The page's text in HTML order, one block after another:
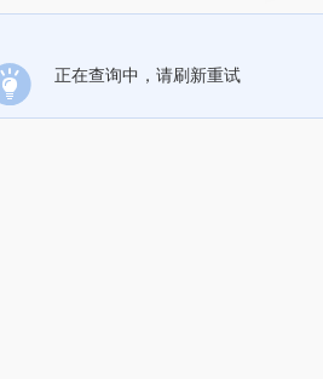
正在查询中，请刷新重试